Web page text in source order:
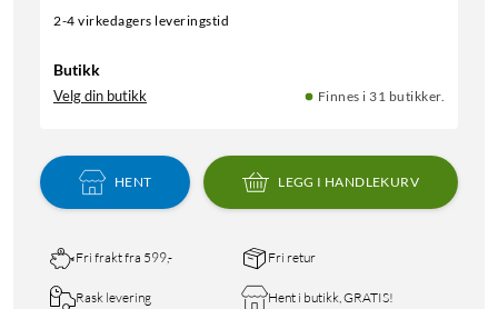
2-4 virkedagers leveringstid
Butikk
Velg din butikk Finnes i 31 butikker.
HENT LEGG I HANDLEKURV
Fri frakt fra 599,- Fri retur
Rask levering Hent i butikk, GRATIS!